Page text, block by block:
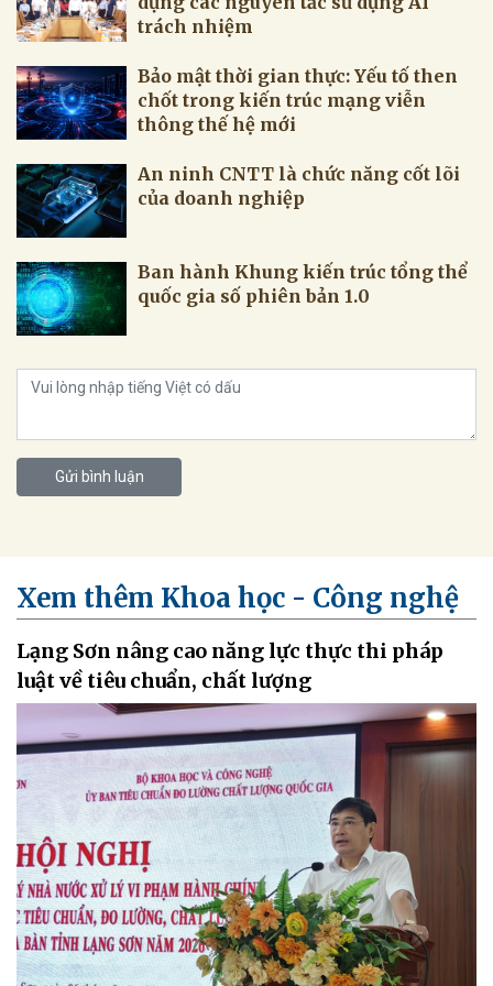
trách nhiệm
Bảo mật thời gian thực: Yếu tố then
chốt trong kiến trúc mạng viễn
thông thế hệ mới
An ninh CNTT là chức năng cốt lõi
của doanh nghiệp
Ban hành Khung kiến trúc tổng thể
quốc gia số phiên bản 1.0
Gửi bình luận
Xem thêm Khoa học - Công nghệ
Lạng Sơn nâng cao năng lực thực thi pháp
luật về tiêu chuẩn, chất lượng